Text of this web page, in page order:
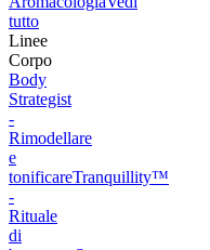
tutto
Linee
Corpo
Body
Strategist
-
Rimodellare
e
tonificareTranquillity™
-
Rituale
di